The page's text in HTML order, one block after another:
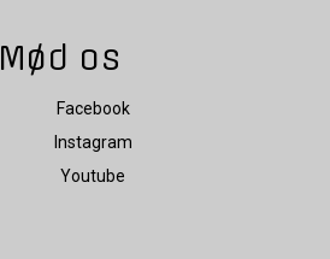
Mød os
Facebook
Instagram
Youtube